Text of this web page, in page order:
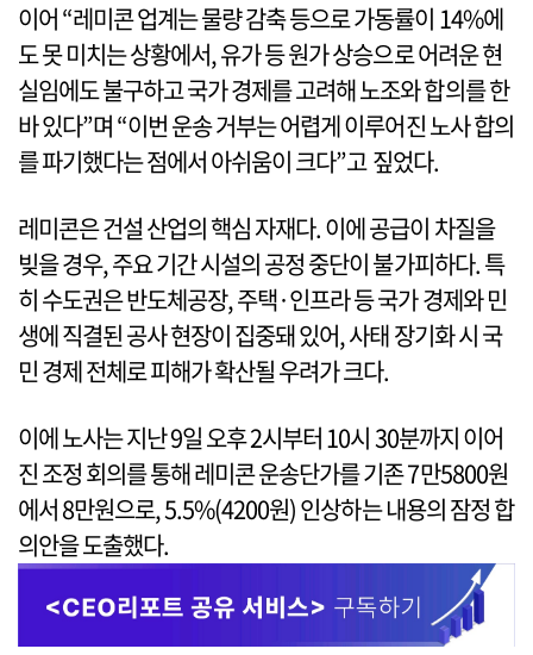
이어 “레미콘 업계는 물량 감축 등으로 가동률이 14%에
도 못 미치는 상황에서, 유가 등 원가 상승으로 어려운 현
실임에도 불구하고 국가 경제를 고려해 노조와 합의를 한
바 있다”며 “이번 운송 거부는 어렵게 이루어진 노사 합의
를 파기했다는 점에서 아쉬움이 크다”고 짚었다.
레미콘은 건설 산업의 핵심 자재다. 이에 공급이 차질을
빚을 경우, 주요 기간 시설의 공정 중단이 불가피하다. 특
히 수도권은 반도체공장, 주택·인프라 등 국가 경제와 민
생에 직결된 공사 현장이 집중돼 있어, 사태 장기화 시 국
민 경제 전체로 피해가 확산될 우려가 크다.
이에 노사는 지난 9일 오후 2시부터 10시 30분까지 이어
진 조정 회의를 통해 레미콘 운송단가를 기존 7만5800원
에서 8만원으로, 5.5%(4200원) 인상하는 내용의 잠정 합
의안을 도출했다.